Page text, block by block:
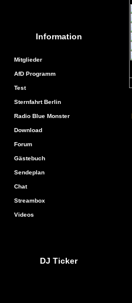
Information
Mitglieder
AfD Programm
Test
Sternfahrt Berlin
Radio Blue Monster
Download
Forum
Gästebuch
Sendeplan
Chat
Streambox
Videos
DJ Ticker